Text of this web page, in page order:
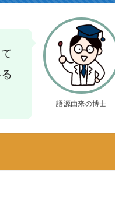
語源由来の博士